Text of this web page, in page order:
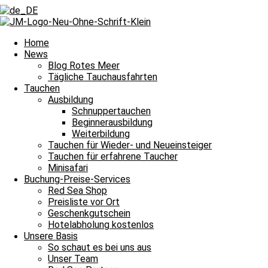
Home
News
Blog Rotes Meer
Tägliche Tauchausfahrten
Tauchen
Ausbildung
Schnuppertauchen
Beginnerausbildung
Weiterbildung
Tauchen für Wieder- und Neueinsteiger
Tauchen für erfahrene Taucher
Minisafari
Buchung-Preise-Services
Red Sea Shop
Preisliste vor Ort
Geschenkgutschein
Hotelabholung kostenlos
Unsere Basis
So schaut es bei uns aus
Unser Team
ZurückVoriger
NächsterTauchen inmitten von Schwarmfisch
Die Strömung nahm uns einfach mit und damit heißt es Leinen los
Tauchguidesberichten an dieser Stelle jeden Tag von den
dem Meer und unter Wasser erlebt haben. Auch über die
Nachttauchgang – ihr könnt es mitverfolgen. Auch
Und das Beste? Unsere Berichte über die Tauchausfahrten unserer
lasst euch immer wieder aufs Neue verzaubern. Willkommen zu
Halbtagesfahrt
Tauchplatz 1: Carlson’s Corner